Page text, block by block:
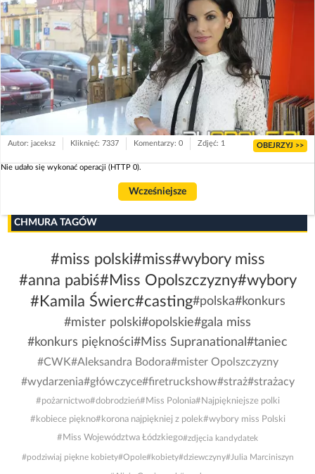
Autor: jaceksz Kliknięć: 7337 Komentarzy: 0 Zdjęć: 1 OBEJRZYJ >>
Nie udało się wykonać operacji (HTTP 0).
Wcześniejsze
CHMURA TAGÓW
#miss polski#miss#wybory miss
#anna pabiś#Miss Opolszczyzny#wybory
#Kamila Świerc#casting#polska#konkurs
#mister polski#opolskie#gala miss
#konkurs piękności#Miss Supranational #taniec
#CWK#Aleksandra Bodora#mister Opolszczyzny
#wydarzenia#główczyce#firetruckshow#straż#strażacy
#pożarnictwo#dobrodzień#Miss Polonia#Najpiękniejsze polki
#kobiece piękno#korona najpiękniej z polek#wybory miss Polski
#Miss Województwa Łódzkiego#zdjęcia kandydatek
#podziwiaj piękne kobiety#Opole#kobiety#dziewczyny#Julia Marciniszyn